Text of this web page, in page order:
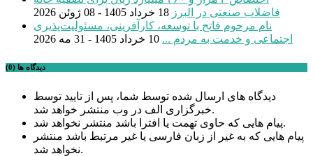
فاضلاب صنعتی در البرز 18 خرداد 1405 - 08 ژوئن 2026
نام مرحوم فاتح با توسعه، کارآفرینی، مسئولیت‌پذیری
اجتماعی و خدمت به مردم ... 10 خرداد 1405 - 31 مه 2026
دیدگاه ها (0)
دیدگاه های ارسال شده توسط شما، پس از تایید توسط
خبرگزاری الف در وب منتشر خواهد شد.
پیام هایی که حاوی تهمت یا افترا باشد منتشر نخواهد شد.
پیام هایی که به غیر از زبان فارسی یا غیر مرتبط باشد منتشر
نخواهد شد.